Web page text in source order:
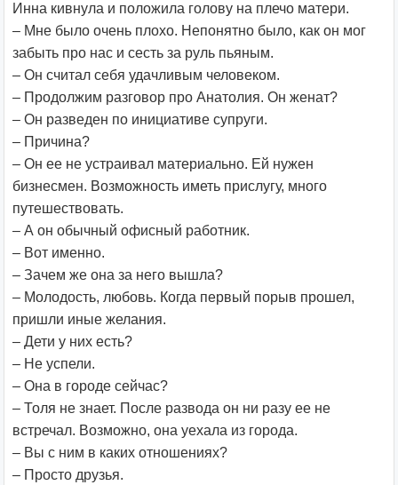
Инна кивнула и положила голову на плечо матери.
– Мне было очень плохо. Непонятно было, как он мог
забыть про нас и сесть за руль пьяным.
– Он считал себя удачливым человеком.
– Продолжим разговор про Анатолия. Он женат?
– Он разведен по инициативе супруги.
– Причина?
– Он ее не устраивал материально. Ей нужен
бизнесмен. Возможность иметь прислугу, много
путешествовать.
– А он обычный офисный работник.
– Вот именно.
– Зачем же она за него вышла?
– Молодость, любовь. Когда первый порыв прошел,
пришли иные желания.
– Дети у них есть?
– Не успели.
– Она в городе сейчас?
– Толя не знает. После развода он ни разу ее не
встречал. Возможно, она уехала из города.
– Вы с ним в каких отношениях?
– Просто друзья.